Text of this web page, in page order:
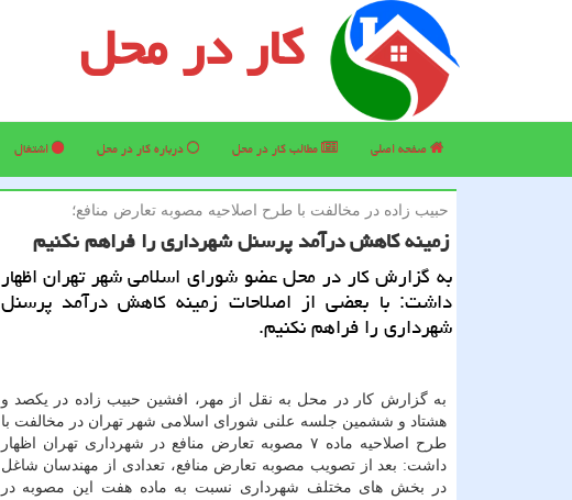
کار در محل
صفحه اصلی مطالب كار در محل درباره كار در محل اشتغال
حبیب زاده در مخالفت با طرح اصلاحیه مصوبه تعارض منافع؛
زمینه كاهش درآمد پرسنل شهرداری را فراهم نكنیم
به گزارش كار در محل عضو شورای اسلامی شهر تهران اظهار
داشت: با بعضی از اصلاحات زمینه كاهش درآمد پرسنل
شهرداری را فراهم نكنیم.
به گزارش كار در محل به نقل از مهر، افشین حبیب زاده در یكصد و
هشتاد و ششمین جلسه علنی شورای اسلامی شهر تهران در مخالفت با
طرح اصلاحیه ماده ۷ مصوبه تعارض منافع در شهرداری تهران اظهار
داشت: بعد از تصویب مصوبه تعارض منافع، تعدادی از مهندسان شاغل
در بخش های مختلف شهرداری نسبت به ماده هفت این مصوبه در